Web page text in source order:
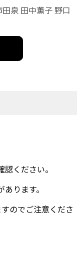
泉 田中薫子 野口
ください。
ります。
のでご注意くださ